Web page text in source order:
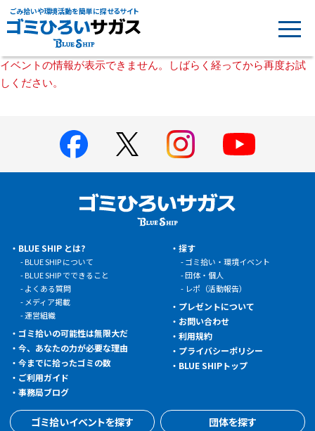
ごみ拾いや環境活動を簡単に探せるサイト
イベントの情報が表示できません。しばらく経ってから再度お試
しください。
BLUE SHIP とは?
BLUE SHIP について
BLUE SHIP でできること
よくある質問
メディア掲載
運営組織
ゴミ拾いの可能性は無限大だ
今、あなたの力が必要な理由
今までに拾ったゴミの数
ご利用ガイド
事務局ブログ
探す
ゴミ拾い・環境イベント
団体・個人
レポ（活動報告）
プレゼントについて
お問い合わせ
利用規約
プライバシーポリシー
BLUE SHIPトップ
ゴミ拾いイベントを探す 団体を探す